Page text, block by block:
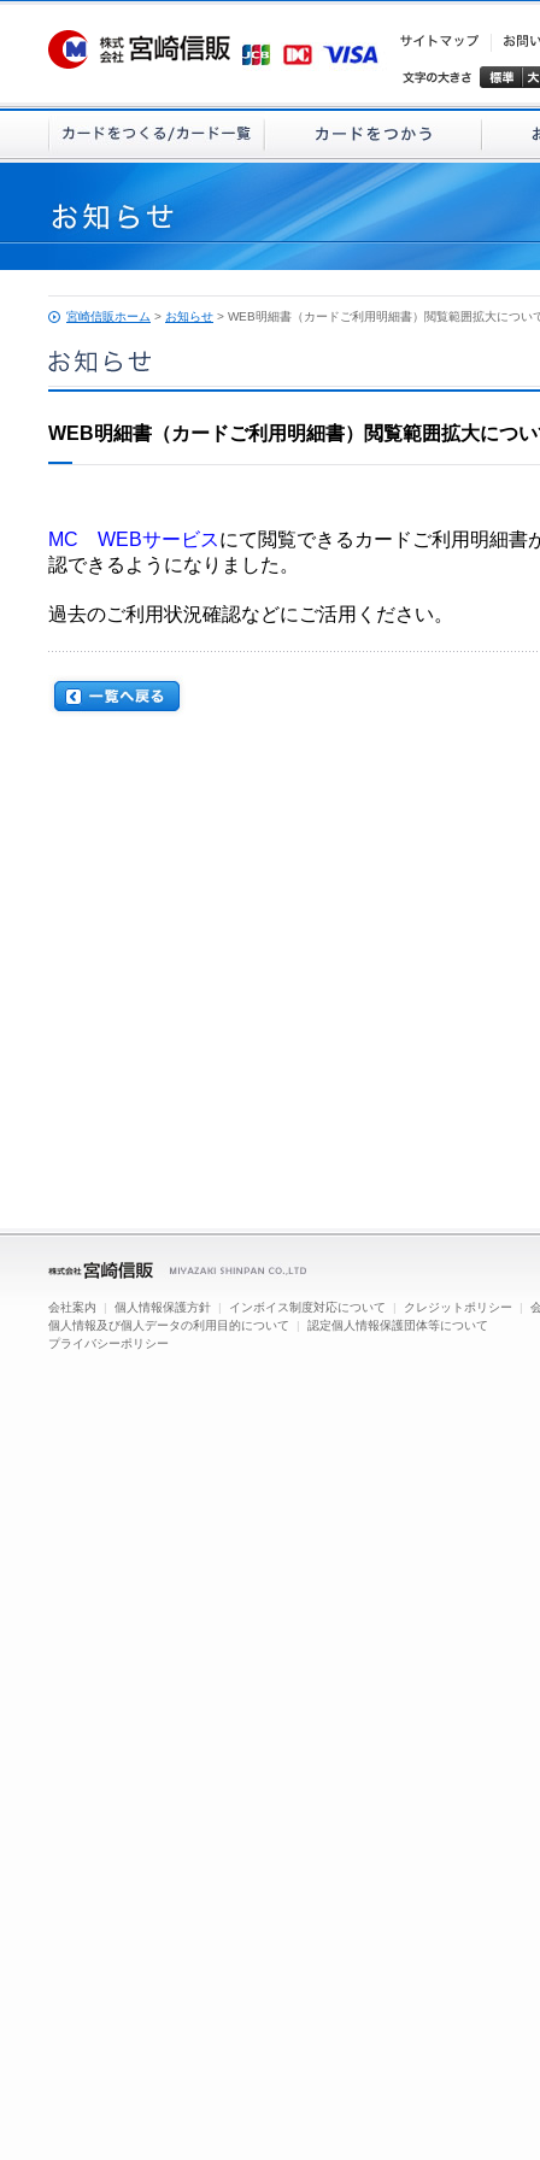
宮崎信販ホーム > お知らせ > WEB明細書（カードご利用明細書）閲覧範囲拡大につい
WEB明細書（カードご利用明細書）閲覧範囲拡大につ
MC WEBサービスにて閲覧できるカードご利用明細書
認できるようになりました。
過去のご利用状況確認などにご活用ください。
会社案内 | 個人情報保護方針 | インボイス制度対応について | クレジットポリシー |
個人情報及び個人データの利用目的について | 認定個人情報保護団体等について
プライバシーポリシー